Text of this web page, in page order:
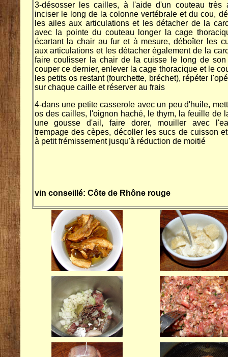
3-désosser les cailles, à l'aide d'un couteau très
inciser le long de la colonne vertébrale et du cou,
les ailes aux articulations et les détacher de la
avec la pointe du couteau longer la cage
écartant la chair au fur et à mesure, déboîter les
aux articulations et les détacher également de la
faire coulisser la chair de la cuisse le long de
couper ce dernier, enlever la cage thoracique et le
les petits os restant (fourchette, bréchet), répéter
sur chaque caille et réserver au frais
4-dans une petite casserole avec un peu d'huile,
os des cailles, l'oignon haché, le thym, la feuille de
une gousse d'ail, faire dorer, mouiller avec
trempage des cèpes, décoller les sucs de cuisson
à petit frémissement jusqu'à réduction de moitié
vin conseillé: Côte de Rhône rouge